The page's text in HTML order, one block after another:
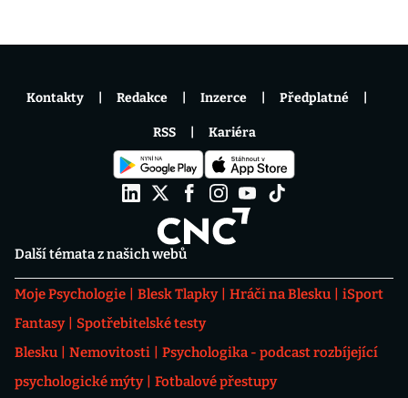
Další témata z našich webů
Moje Psychologie Blesk Tlapky Hráči na Blesku
iSport
Fantasy
Spotřebitelské testy
Blesku
Nemovitosti
Psychologika - podcast rozbíjející
psychologické mýty
Fotbalové přestupy
Kontakty Redakce Inzerce Předplatné
RSS Kariéra